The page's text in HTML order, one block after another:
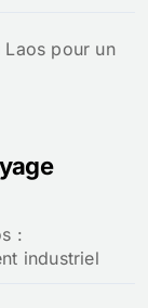
pour un
:
industriel